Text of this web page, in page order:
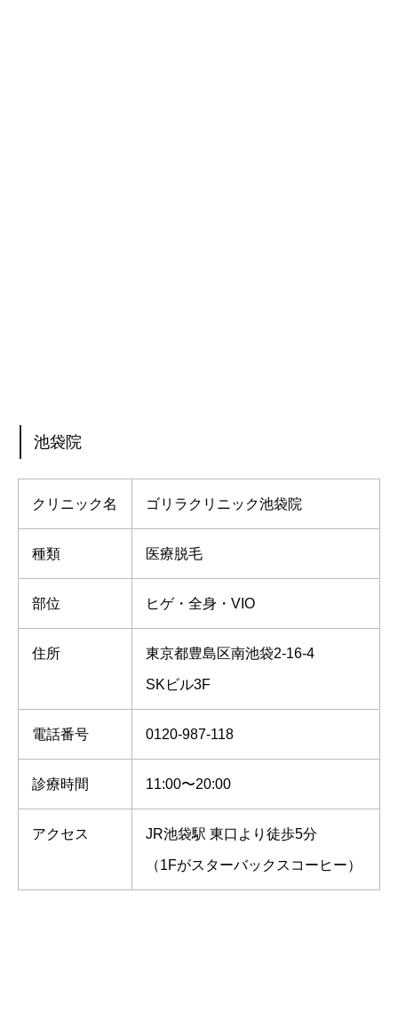
池袋院
クリニック名 ゴリラクリニック池袋院
種類 医療脱毛
部位 ヒゲ・全身・VIO
住所 東京都豊島区南池袋2-16-4
SKビル3F
電話番号 0120-987-118
診療時間 11:00〜20:00
アクセス JR池袋駅 東口より徒歩5分
（1Fがスターバックスコーヒー）